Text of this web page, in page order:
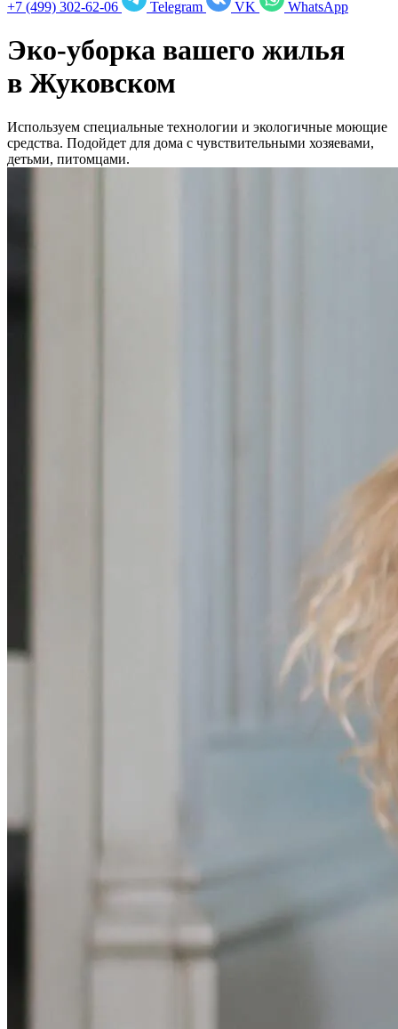
+7 (499) 302-62-06 Telegram VK WhatsApp
Эко-уборка вашего жилья
в Жуковском
Используем специальные технологии и экологичные моющие
средства. Подойдет для дома с чувствительными хозяевами,
детьми, питомцами.